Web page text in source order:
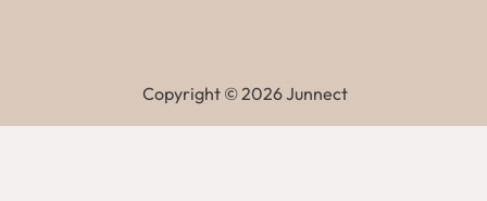
Copyright © 2026Junnect